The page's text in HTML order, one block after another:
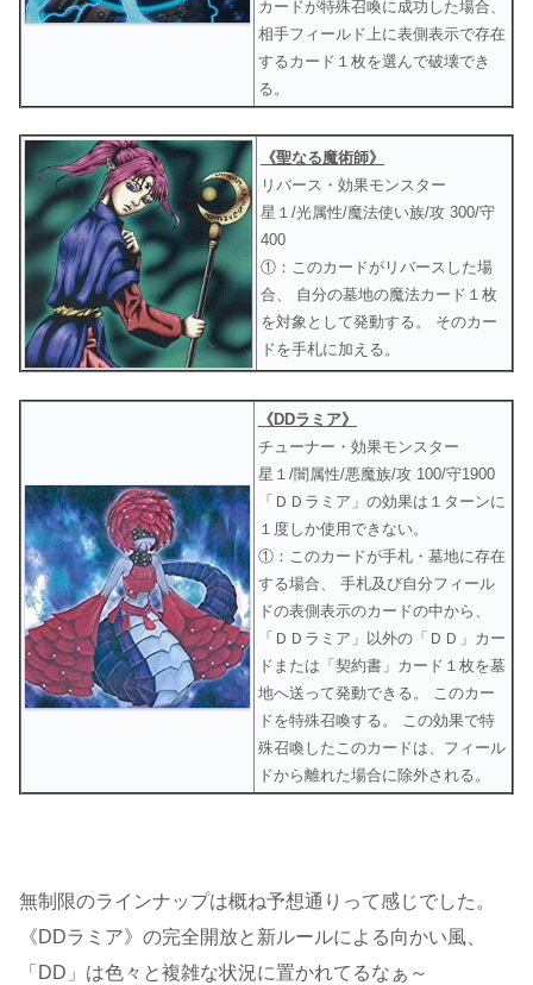
カードが特殊召喚に成功した場合、
相手フィールド上に表側表示で存在
するカード１枚を選んで破壊でき
る。
《聖なる魔術師》
リバース・効果モンスター
星１/光属性/魔法使い族/攻 300/守
400
①：このカードがリバースした場
合、 自分の墓地の魔法カード１枚
を対象として発動する。 そのカー
ドを手札に加える。
《DDラミア》
チューナー・効果モンスター
星１/闇属性/悪魔族/攻 100/守1900
「ＤＤラミア」の効果は１ターンに
１度しか使用できない。
①：このカードが手札・墓地に存在
する場合、 手札及び自分フィール
ドの表側表示のカードの中から、
「ＤＤラミア」以外の「ＤＤ」カー
ドまたは「契約書」カード１枚を墓
地へ送って発動できる。 このカー
ドを特殊召喚する。 この効果で特
殊召喚したこのカードは、フィール
ドから離れた場合に除外される。
無制限のラインナップは概ね予想通りって感じでした。
《DDラミア》の完全開放と新ルールによる向かい風、
「DD」は色々と複雑な状況に置かれてるなぁ～